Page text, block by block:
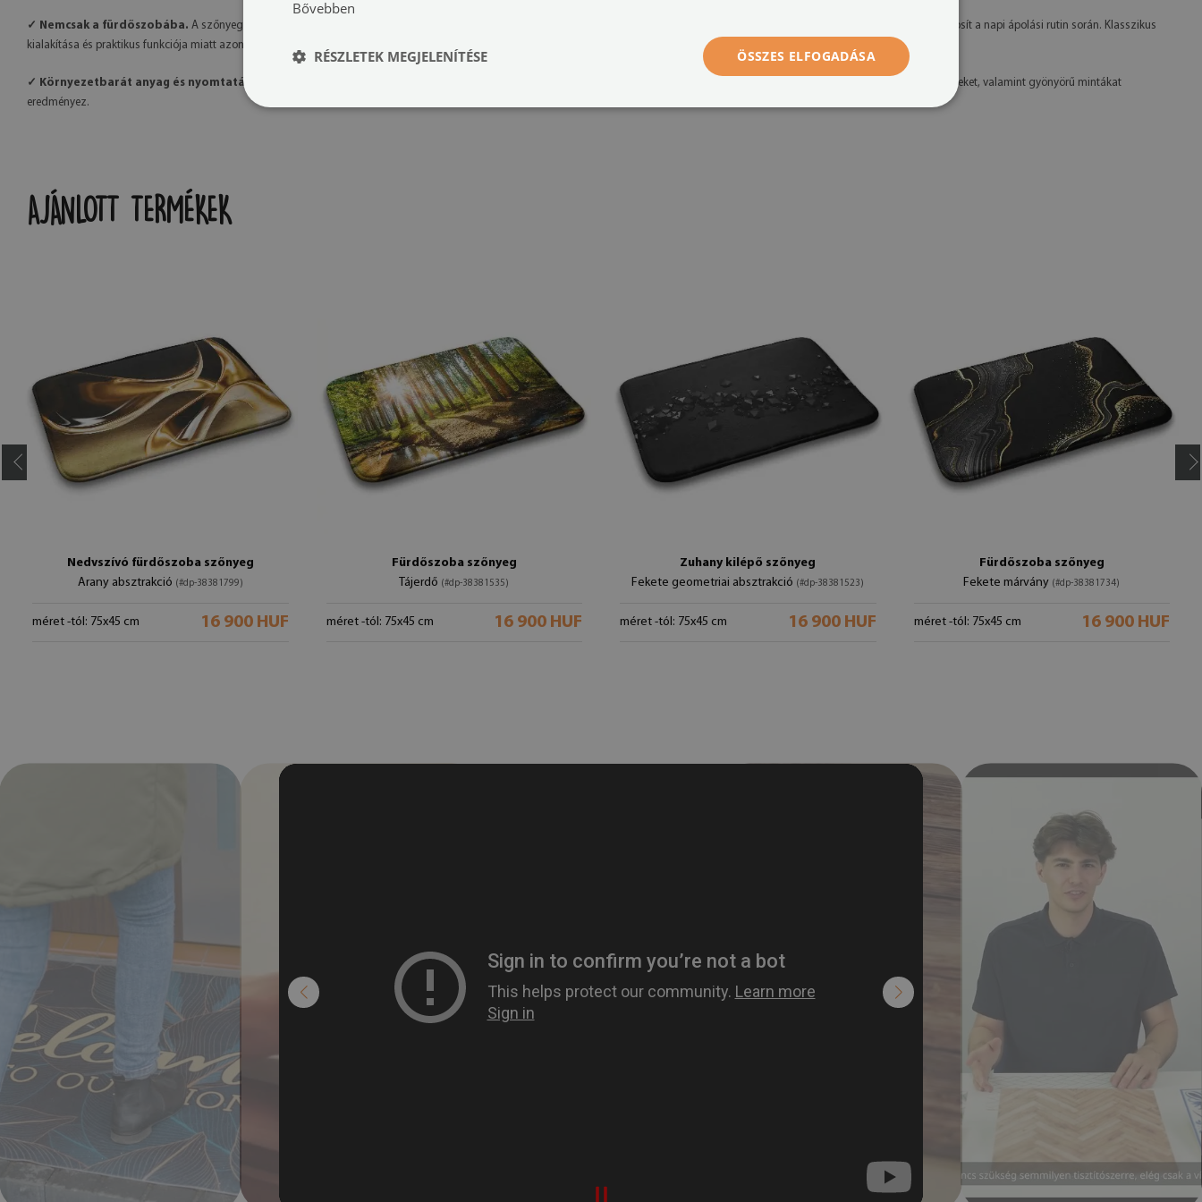
✓ Nemcsak a fürdőszobába. A szőnyeg számos mintával elérhető, így könnyedén illeszthető a stílusodhoz és a választott helyiséghez. A fürdőszobában puha és nedvszívó felületet biztosít a napi ápolási rutin során. Klasszikus
kialakítása és praktikus funkciója miatt azonban tökéletes választás az ágy mellé, az előszobába vagy akár a nappaliba is – bárhová, ahol extra kényelmet és puhaságot szeretnél!
✓ Környezetbarát anyag és nyomtatás.
A szőnyegek környezetbarát anyagokból készülnek, a minták pedig szublimációs technológiával kerülnek nyomtatásra, ami tartós és élénk színeket, valamint gyönyörű mintákat
eredményez.
AJÁNLOTT TERMÉKEK
Nedvszívó fürdőszoba szőnyeg
Arany absztrakció (#dp-38381799)
méret -tól: 75x45 cm 16 900 HUF
Fürdőszoba szőnyeg
Tájerdő (#dp-38381535)
méret -tól: 75x45 cm 16 900 HUF
Zuhany kilépő szőnyeg
Fekete geometriai absztrakció (#dp-38381523)
méret -tól: 75x45 cm 16 900 HUF
Fürdőszoba szőnyeg
Fekete márvány (#dp-38381734)
méret -tól: 75x45 cm 16 900 HUF
Bővebben
ÖSSZES ELFOGADÁSA
RÉSZLETEK MEGJELENÍTÉSE